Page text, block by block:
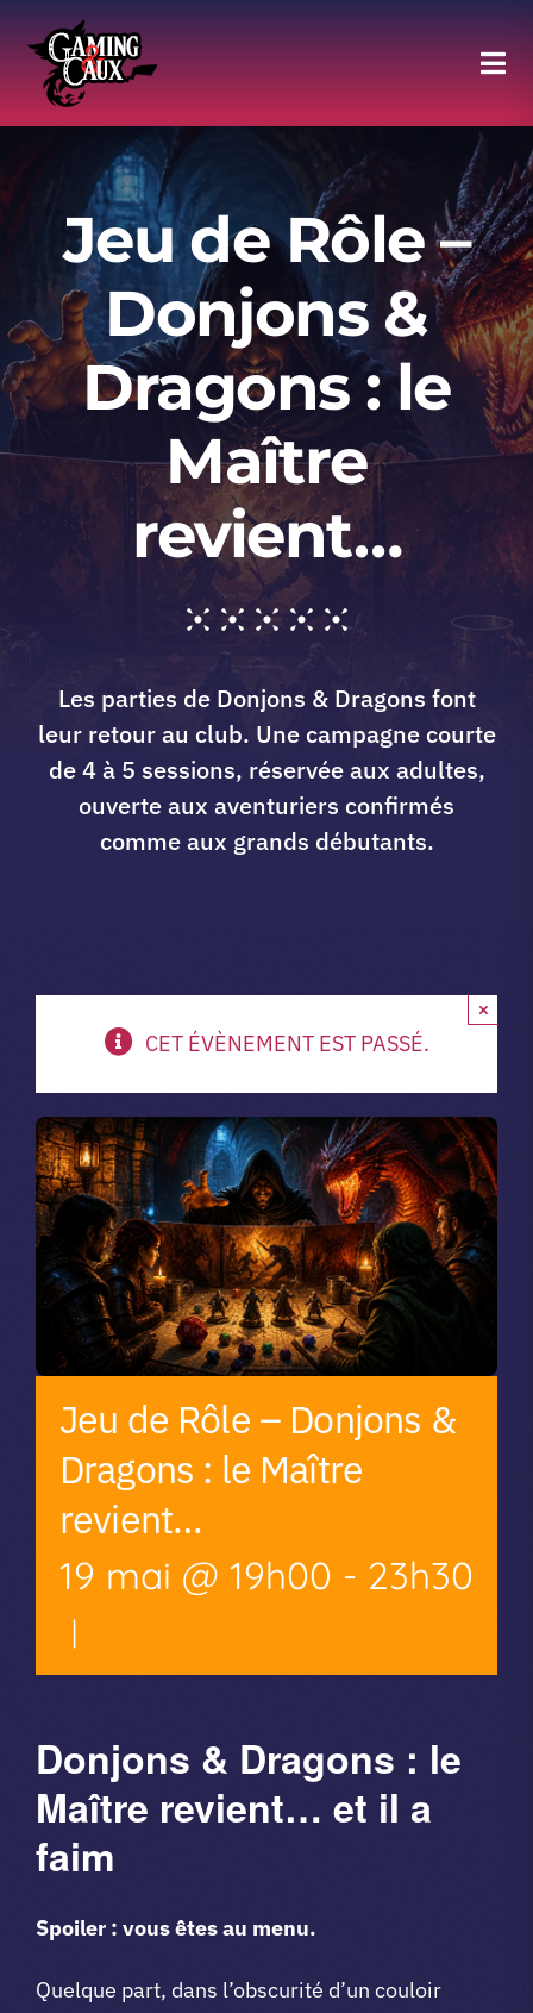
content
Halle of Fame
Moments forts
Discord
Adhésion au Club
A propos du club
Contact
app.
Vibe Game
Jeu de Rôle –
Donjons &
Dragons : le
Maître
revient…
Les parties de Donjons & Dragons font
leur retour au club. Une campagne courte
de 4 à 5 sessions, réservée aux adultes,
ouverte aux aventuriers confirmés
comme aux grands débutants.
CET ÉVÈNEMENT EST PASSÉ.
×
Jeu de Rôle – Donjons &
Dragons : le Maître
revient…
19 mai @ 19h00 - 23h30
|
Donjons & Dragons : le
Maître revient… et il a
faim
Spoiler : vous êtes au menu.
Quelque part, dans l’obscurité d’un couloir